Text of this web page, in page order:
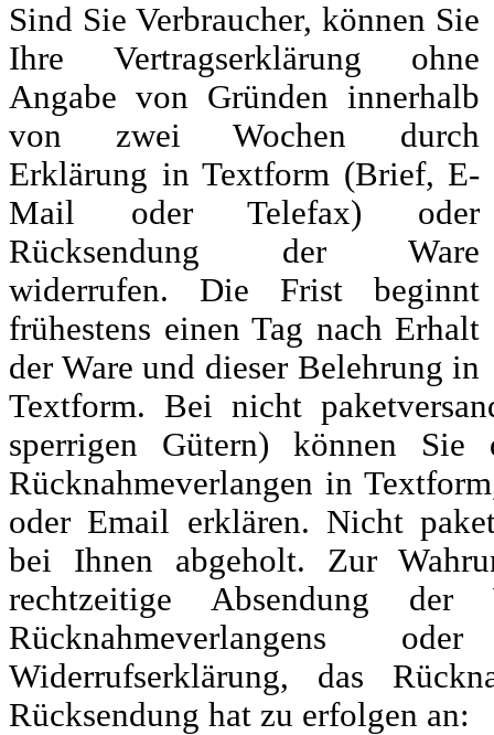
Sind Sie Verbraucher, können Sie
Ihre Vertragserklärung ohne
Angabe von Gründen innerhalb
von zwei Wochen durch
Erklärung in Textform (Brief, E-
Mail oder Telefax) oder
Rücksendung der Ware
widerrufen. Die Frist beginnt
frühestens einen Tag nach Erhalt
der Ware und dieser Belehrung in
Textform. Bei nicht
sperrigen Gütern) können
Rücknahmeverlangen in
oder Email erklären. Nicht
bei Ihnen abgeholt. Zur
rechtzeitige Absendung der
Rücknahmeverlangens
Widerrufserklärung, das
Rücksendung hat zu erfolgen an: